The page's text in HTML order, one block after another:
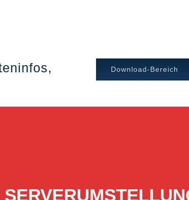
Download-Bereich